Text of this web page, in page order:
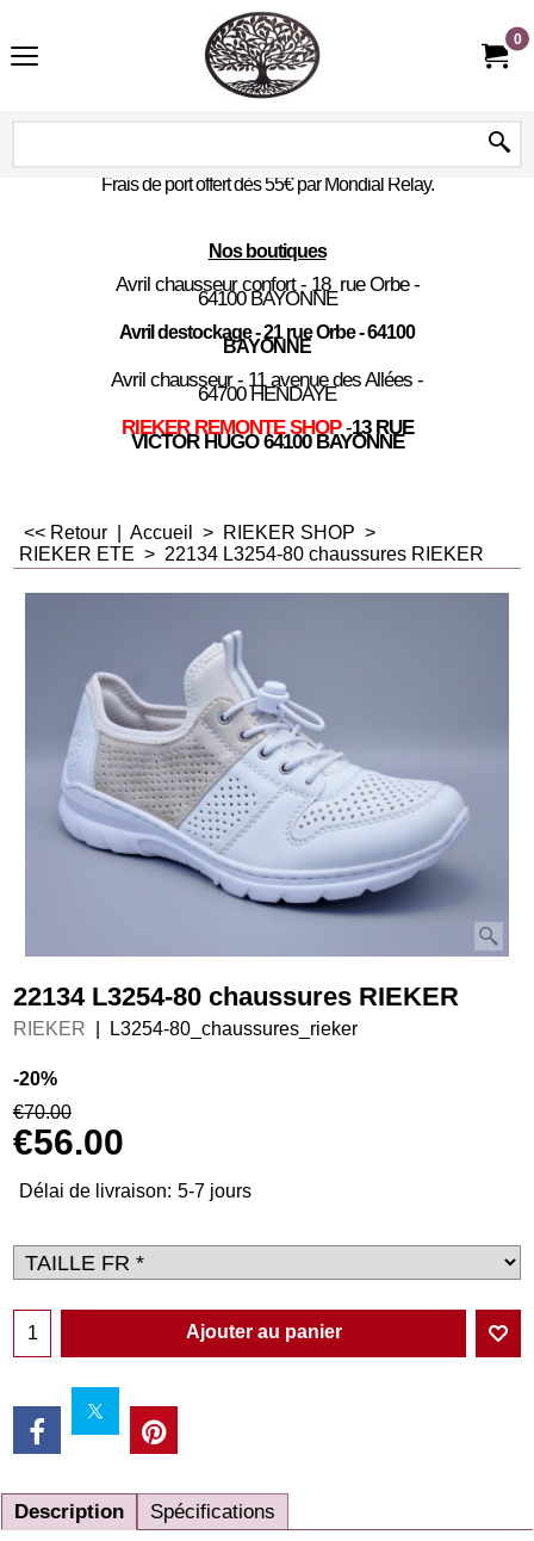
0
Frais de port offert dès 55€ par Mondial Relay.
Nos boutiques
Avril chausseur confort - 18 rue Orbe -
64100 BAYONNE
Avril destockage - 21 rue Orbe - 64100
BAYONNE
Avril chausseur - 11 avenue des Allées -
64700 HENDAYE
RIEKER REMONTE SHOP -13 RUE
VICTOR HUGO 64100 BAYONNE
<< Retour Accueil > RIEKER SHOP >
RIEKER ETE > 22134 L3254-80 chaussures RIEKER
22134 L3254-80 chaussures RIEKER
RIEKER L3254-80_chaussures_rieker
-20%
€70.00
€56.00
Délai de livraison: 5-7 jours
Ajouter au panier
Description Spécifications